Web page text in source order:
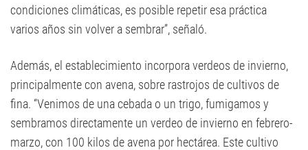
condiciones climáticas, es posible repetir esa práctica
varios años sin volver a sembrar”, señaló.
Además, el establecimiento incorpora verdeos de invierno,
principalmente con avena, sobre rastrojos de cultivos de
fina. “Venimos de una cebada o un trigo, fumigamos y
sembramos directamente un verdeo de invierno en febrero-
marzo, con 100 kilos de avena por hectárea. Este cultivo